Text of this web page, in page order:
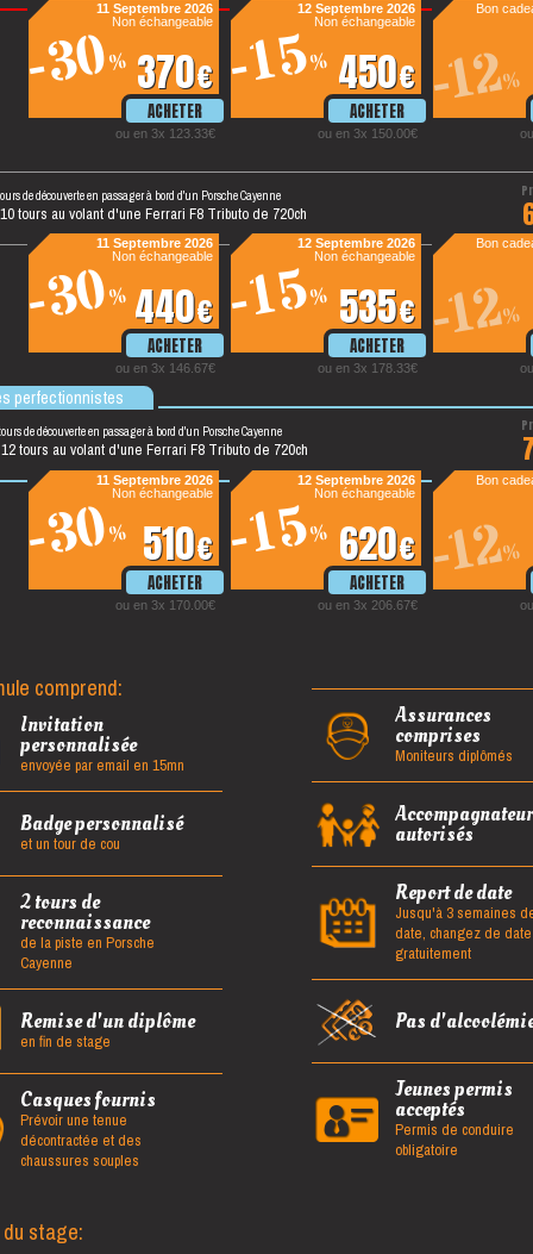
Bon
-12%
12 Septembre 2026
Non échangeable
450€
ou en 3x 150.00€
-15%
11 Septembre 2026
Non échangeable
370€
ou en 3x 123.33€
-30%
de découverte en passager à bord d'un Porsche Cayenne
tours au volant d'une Ferrari F8 Tributo de 720ch
Bon
-12%
12 Septembre 2026
Non échangeable
535€
ou en 3x 178.33€
-15%
11 Septembre 2026
Non échangeable
440€
ou en 3x 146.67€
-30%
de découverte en passager à bord d'un Porsche Cayenne
tours au volant d'une Ferrari F8 Tributo de 720ch
Bon
-12%
12 Septembre 2026
Non échangeable
620€
ou en 3x 206.67€
-15%
11 Septembre 2026
Non échangeable
510€
ou en 3x 170.00€
-30%
perfectionnistes
comprend:
Invitation
personnalisée
envoyée par email en 15mn
Badge personnalisé
et un tour de cou
2 tours de
reconnaissance
de la piste en Porsche
Cayenne
Remise d'un diplôme
en fin de stage
Casques fournis
Prévoir une tenue
décontractée et des
chaussures souples
Assurances
comprises
Moniteurs diplômés
autorisés
Report de date
Jusqu'à 3 semaines
date, changez de date
gratuitement
Pas
Jeunes permis
acceptés
Permis de conduire
obligatoire
stage: